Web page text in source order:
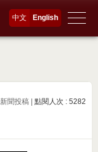
English
中文
新聞投稿 |點閱人次 : 5282